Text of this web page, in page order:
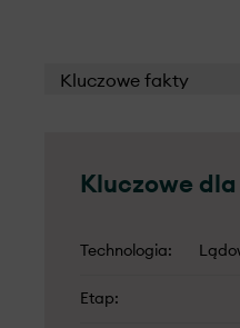
Kluczowe
Technologia
Etap